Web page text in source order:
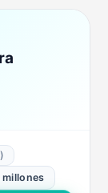
millones